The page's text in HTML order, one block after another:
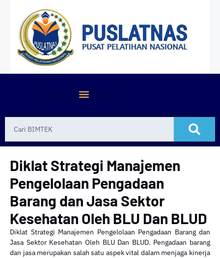
Diklat Strategi Manajemen
Pengelolaan Pengadaan
Barang dan Jasa Sektor
Kesehatan Oleh BLU Dan BLUD
Diklat Strategi Manajemen Pengelolaan Pengadaan Barang dan
Jasa Sektor Kesehatan Oleh BLU Dan BLUD. Pengadaan barang
dan jasa merupakan salah satu aspek vital dalam menjaga kinerja